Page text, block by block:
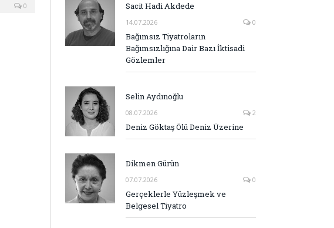
0 Sacit Hadi Akdede
14.07.2026 0
Bağımsız Tiyatroların
Bağımsızlığına Dair Bazı İktisadi
Gözlemler
Selin Aydınoğlu
08.07.2026 2
Deniz Göktaş Ölü Deniz Üzerine
Dikmen Gürün
07.07.2026 0
Gerçeklerle Yüzleşmek ve
Belgesel Tiyatro